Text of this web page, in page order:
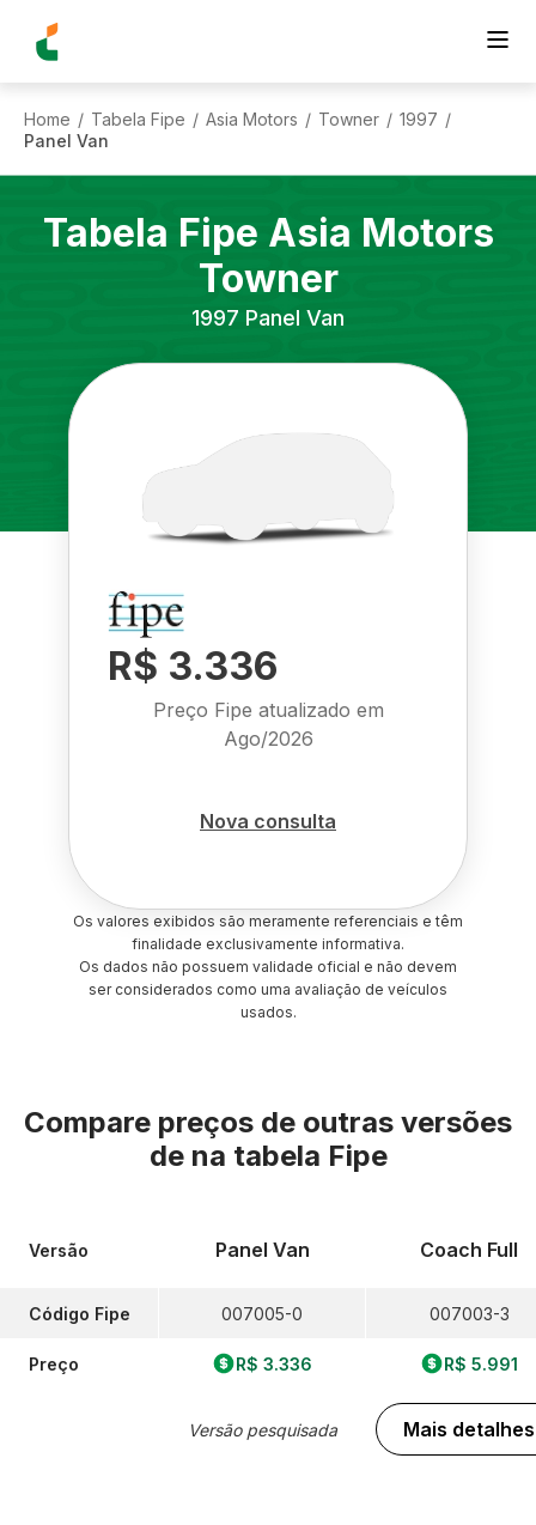
Home / Tabela Fipe / Asia Motors / Towner / 1997 /
Panel Van
Tabela Fipe Asia Motors
Towner
1997 Panel Van
R$ 3.336
Preço Fipe atualizado em
Ago/2026
Nova consulta
Os valores exibidos são meramente referenciais e têm
finalidade exclusivamente informativa.
Os dados não possuem validade oficial e não devem
ser considerados como uma avaliação de veículos
usados.
Compare preços de outras versões
de na tabela Fipe
Versão
Código Fipe
Preço
Panel Van
007005-0
R$ 3.336
Versão pesquisada
Coach Full
007003-3
R$ 5.991
Mais detalhes